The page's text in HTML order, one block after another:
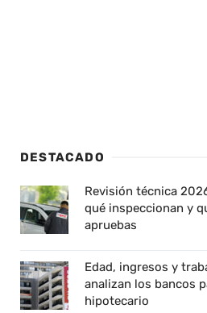
DESTACADO
Revisión técnica
qué inspeccionan y
apruebas
Edad, ingresos y
analizan los bancos
hipotecario